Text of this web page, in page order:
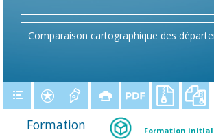
Comparaison cartographique des
Formation Formation